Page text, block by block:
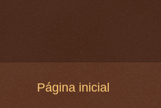
Página inicial